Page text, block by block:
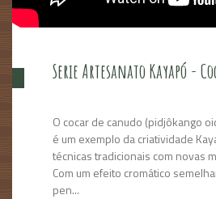
Serie Artesanato Kayapó -
O cocar de canudo (pidjôkango
é um exemplo da criatividade
técnicas tradicionais com novas
Com um efeito cromático
pen...